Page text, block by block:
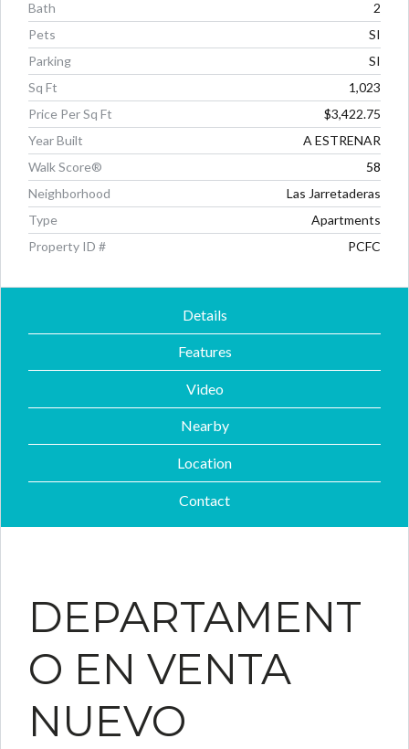
Bath
2
Pets
SI
Parking
SI
Sq Ft
1,023
Price Per Sq Ft
$3,422.75
Year Built
A ESTRENAR
Walk Score®
58
Neighborhood
Las Jarretaderas
Type
Apartments
Property ID #
PCFC
Details
Features
Video
Nearby
Location
Contact
DEPARTAMENT
O EN VENTA
NUEVO